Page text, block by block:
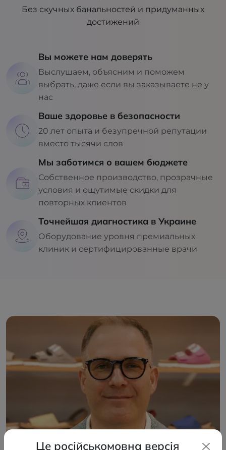
Без скучных банальностей и придуманных
достижений
Вы можете нам доверять
Выслушаем, объясним и поможем
выбрать, даже если вы заказываете не у
нас
Ваше здоровье в безопасности
20 лет опыта и безупречной репутации
вместо тысячи слов
Мы заботимся о вашем бюджете
Собственное производство, прозрачные
условия и ощутимые скидки для
повторных клиентов
Точнейшая диагностика в Украине
Оборудование уровня премиальных
клиник и сертифицированные врачи
Це російськомовна версія